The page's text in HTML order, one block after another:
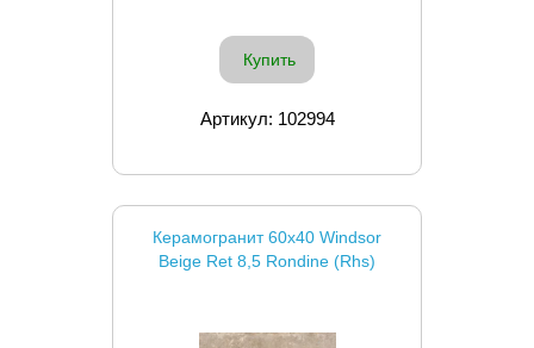
Купить
Артикул: 102994
Керамогранит 60x40 Windsor
Beige Ret 8,5 Rondine (Rhs)